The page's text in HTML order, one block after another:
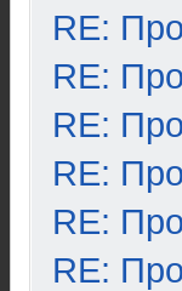
RE:
RE:
RE:
RE:
RE:
RE: